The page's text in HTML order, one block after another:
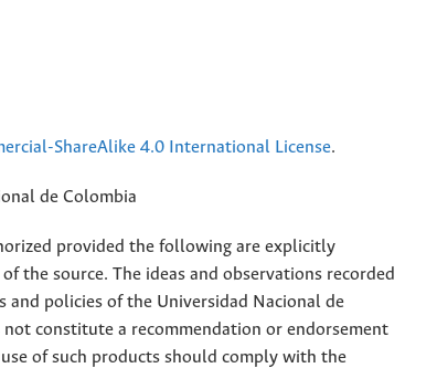
ShareAlike 4.0 International License.
de Colombia
provided the following are explicitly
the source. The ideas and observations recorded
policies of the Universidad Nacional de
constitute a recommendation or endorsement
of such products should comply with the